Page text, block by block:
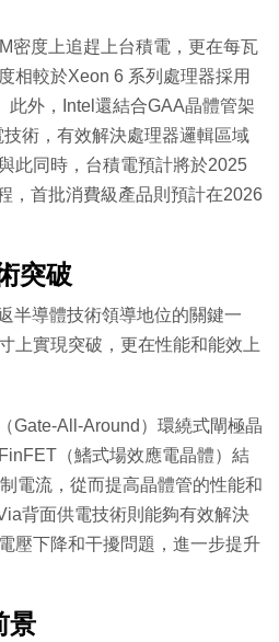
密度上追趕上台積電，更在每瓦
相較於Xeon 6 系列處理器採用
此外，Intel還結合GAA晶體管架
術，有效解決處理器邏輯區域
此同時，台積電預計將於2025
，首批消費級產品則預計在2026
突破
半導體技術領導地位的關鍵一
上實現突破，更在性能和能效上
Gate-All-Around）環繞式閘極晶
（鰭式場效應電晶體）結
電流，從而提高晶體管的性能和
背面供電技術則能夠有效解決
壓下降和干擾問題，進一步提升
景